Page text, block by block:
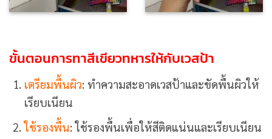
ขั้นตอนการทาสีเขียวทหารให้กับเวสป้า
เตรียมพื้นผิว: ทำความสะอาดเวสป้าและขัดพื้นผิวให้
เรียบเนียน
ใช้รองพื้น: ใช้รองพื้นเพื่อให้สีติดแน่นและเรียบเนียน